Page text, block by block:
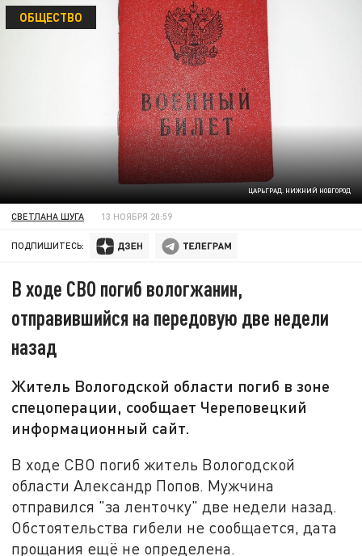
ЦАРЬГРАД. НИЖНИЙ НОВГОРОД
ОБЩЕСТВО
СВЕТЛАНА ШУГА 13 НОЯБРЯ 20:59
ПОДПИШИТЕСЬ:
В ходе СВО погиб вологжанин,
отправившийся на передовую две недели
назад
Житель Вологодской области погиб в зоне
спецоперации, сообщает Череповецкий
информационный сайт.
В ходе СВО погиб житель Вологодской
области Александр Попов. Мужчина
отправился "за ленточку" две недели назад.
Обстоятельства гибели не сообщается, дата
прощания ещё не определена.